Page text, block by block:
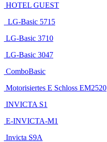
HOTEL GUEST
LG-Basic 5715
LG-Basic 3710
LG-Basic 3047
ComboBasic
Motorisiertes E Schloss EM2520
INVICTA S1
E-INVICTA-M1
Invicta S9A